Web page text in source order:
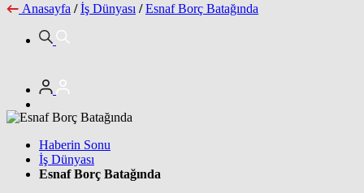
Anasayfa / İş Dünyası / Esnaf Borç Batağında
Haberin Sonu
İş Dünyası
Esnaf Borç Batağında